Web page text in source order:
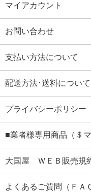
マイアカウント
お問い合わせ
支払い方法について
配送方法･送料について
プライバシーポリシー
■業者様専用商品（＄
大国屋 ＷＥＢ販売規
よくあるご質問（ＦＡ